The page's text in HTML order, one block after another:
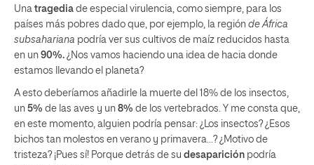
Una tragedia de especial virulencia, como siempre, para los
países más pobres dado que, por ejemplo, la región de África
subsahariana podría ver sus cultivos de maíz reducidos hasta
en un 90%. ¿Nos vamos haciendo una idea de hacia donde
estamos llevando el planeta?
A esto deberíamos añadirle la muerte del 18% de los insectos,
un 5% de las aves y un 8% de los vertebrados. Y me consta que,
en este momento, alguien podría pensar: ¿Los insectos? ¿Esos
bichos tan molestos en verano y primavera…? ¿Motivo de
tristeza? ¡Pues sí! Porque detrás de su desaparición podría